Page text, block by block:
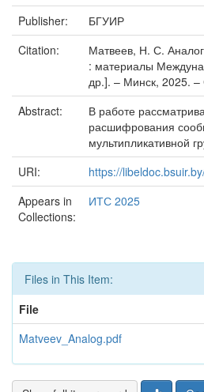
Publisher:
БГУИР
Citation:
Матвеев, Н. С.
: материалы
др.]. – Минск, 2025.
Abstract:
В работе
расшифрования
мультипликативной
URI:
https://
Appears in
Collections:
ИТС 2025
Files in This Item:
File
Matveev_Analog.pdf